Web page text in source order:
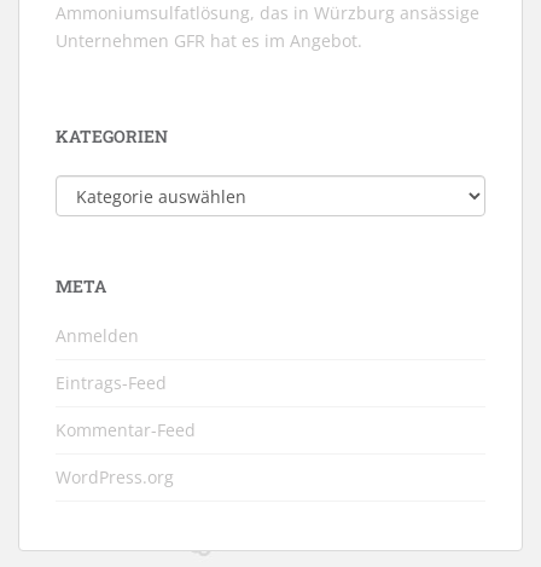
Ammoniumsulfatlösung, das in Würzburg ansässige
Unternehmen GFR hat es im Angebot.
KATEGORIEN
Kategorien
META
Anmelden
Eintrags-Feed
Kommentar-Feed
WordPress.org